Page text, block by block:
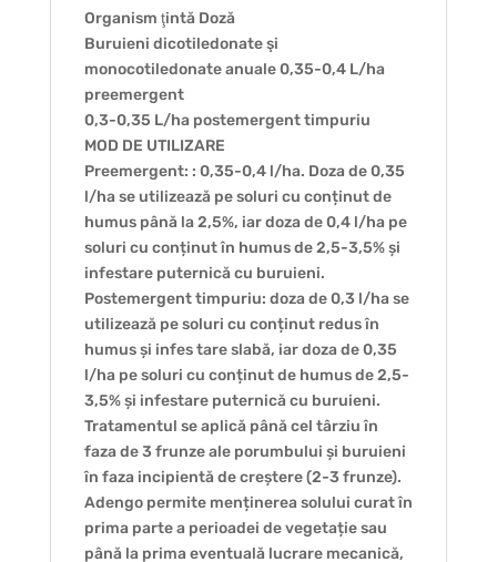
Organism ţintă Doză
Buruieni dicotiledonate şi
monocotiledonate anuale 0,35-0,4 L/ha
preemergent
0,3-0,35 L/ha postemergent timpuriu
MOD DE UTILIZARE
Preemergent: : 0,35-0,4 l/ha. Doza de 0,35
l/ha se utilizează pe soluri cu conținut de
humus până la 2,5%, iar doza de 0,4 l/ha pe
soluri cu conținut în humus de 2,5-3,5% și
infestare puternică cu buruieni.
Postemergent timpuriu: doza de 0,3 l/ha se
utilizează pe soluri cu conținut redus în
humus și infes tare slabă, iar doza de 0,35
l/ha pe soluri cu conținut de humus de 2,5-
3,5% și infestare puternică cu buruieni.
Tratamentul se aplică până cel târziu în
faza de 3 frunze ale porumbului și buruieni
în faza incipientă de creștere (2-3 frunze).
Adengo permite menținerea solului curat în
prima parte a perioadei de vegetație sau
până la prima eventuală lucrare mecanică,